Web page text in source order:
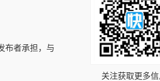
布者承担，与
关注获取更多信